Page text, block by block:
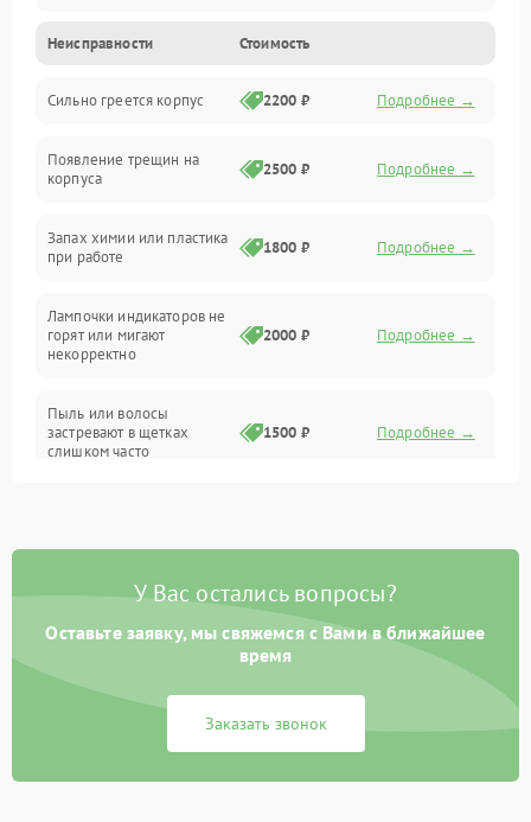
Неисправность датчиков
Неисправность программного обеспечения
Проблемы с сигналом
Батарея
Программные сбои
Неисправности Стоимость
Сильно греется корпус 2200 ₽ Подробнее →
Появление трещин на
корпуса
2500 ₽ Подробнее →
Запах химии или пластика
при работе
1800 ₽ Подробнее →
Лампочки индикаторов не
горят или мигают
некорректно
2000 ₽ Подробнее →
Пыль или волосы
застревают в щетках
слишком часто
1500 ₽ Подробнее →
У Вас остались вопросы?
Оставьте заявку, мы свяжемся с Вами в ближайшее
время
Заказать звонок